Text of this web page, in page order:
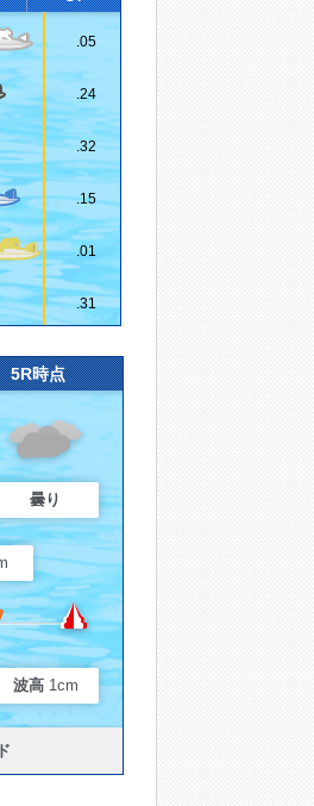
.05
.24
.32
.15
.01
.31
5R時点
曇り
波高 1cm